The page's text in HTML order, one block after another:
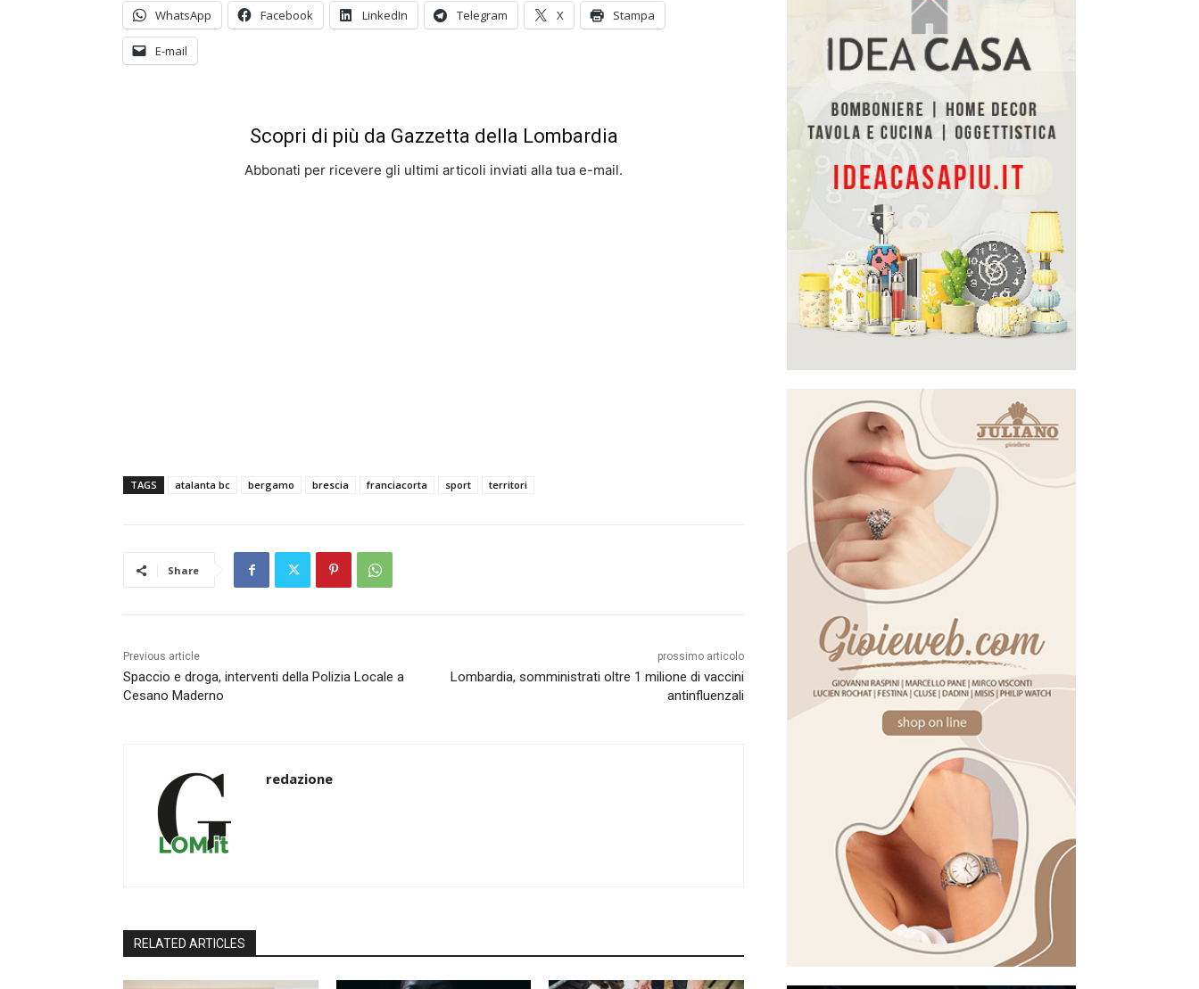
WhatsApp Facebook LinkedIn Telegram X Stampa
E-mail
Scopri di più da Gazzetta della Lombardia
Abbonati per ricevere gli ultimi articoli inviati alla tua e-mail.
TAGS atalanta bc bergamo brescia franciacorta sport territori
Share
Previous article
Spaccio e droga, interventi della Polizia Locale a
Cesano Maderno
prossimo articolo
Lombardia, somministrati oltre 1 milione di vaccini
antinfluenzali
redazione
RELATED ARTICLES